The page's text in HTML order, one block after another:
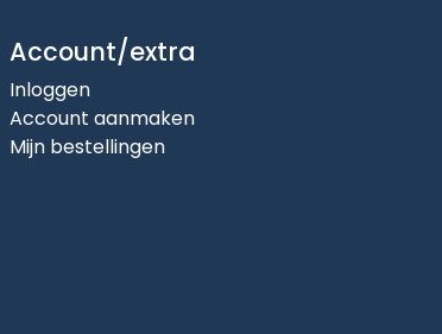
Account/extra
Inloggen
Account aanmaken
Mijn bestellingen